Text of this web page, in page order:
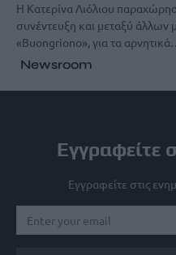
Η Κατερίνα Λιόλιου
συνέντευξη και μεταξύ άλλων
«Buongriono», για τα
Newsroom
Εγγραφείτε
Εγγραφείτε στις